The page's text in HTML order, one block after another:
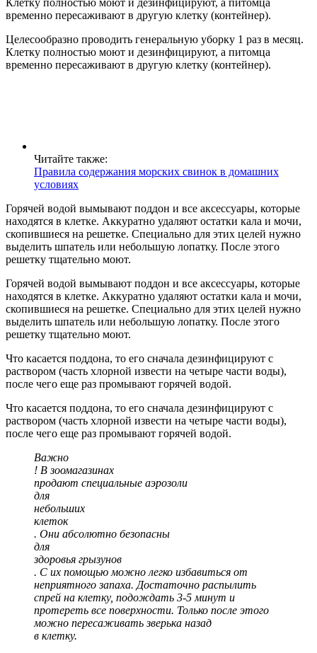
Клетку полностью моют и дезинфицируют, а питомца
временно пересаживают в другую клетку (контейнер).
Целесообразно проводить генеральную уборку 1 раз в месяц.
Клетку полностью моют и дезинфицируют, а питомца
временно пересаживают в другую клетку (контейнер).
Читайте также:
Правила содержания морских свинок в домашних
условиях
Горячей водой вымывают поддон и все аксессуары, которые
находятся в клетке. Аккуратно удаляют остатки кала и мочи,
скопившиеся на решетке. Специально для этих целей нужно
выделить шпатель или небольшую лопатку. После этого
решетку тщательно моют.
Горячей водой вымывают поддон и все аксессуары, которые
находятся в клетке. Аккуратно удаляют остатки кала и мочи,
скопившиеся на решетке. Специально для этих целей нужно
выделить шпатель или небольшую лопатку. После этого
решетку тщательно моют.
Что касается поддона, то его сначала дезинфицируют с
раствором (часть хлорной извести на четыре части воды),
после чего еще раз промывают горячей водой.
Что касается поддона, то его сначала дезинфицируют с
раствором (часть хлорной извести на четыре части воды),
после чего еще раз промывают горячей водой.
Важно
! В зоомагазинах
продают специальные аэрозоли
для
небольших
клеток
. Они абсолютно безопасны
для
здоровья грызунов
. С их помощью можно легко избавиться от
неприятного запаха. Достаточно распылить
спрей на клетку, подождать 3-5 минут и
протереть все поверхности. Только после этого
можно пересаживать зверька назад
в клетку.